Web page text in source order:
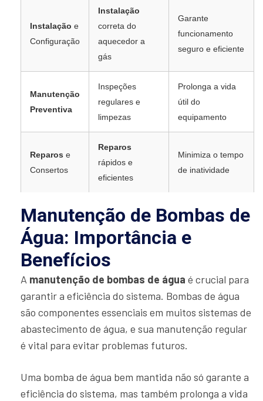
Instalação e
Configuração
Instalação
correta do
aquecedor a
gás
Garante
funcionamento
seguro e eficiente
Manutenção
Preventiva
Inspeções
regulares e
limpezas
Prolonga a vida
útil do
equipamento
Reparos e
Consertos
Reparos
rápidos e
eficientes
Minimiza o tempo
de inatividade
Manutenção de Bombas de
Água: Importância e
Benefícios
A manutenção de bombas de água é crucial para
garantir a eficiência do sistema. Bombas de água
são componentes essenciais em muitos sistemas de
abastecimento de água, e sua manutenção regular
é vital para evitar problemas futuros.
Uma bomba de água bem mantida não só garante a
eficiência do sistema, mas também prolonga a vida